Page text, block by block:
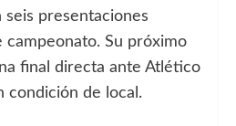
presentaciones
Su próximo
final directa ante Atlético
condición de local.